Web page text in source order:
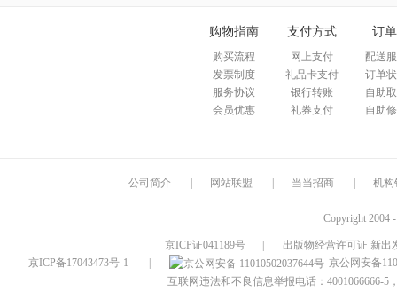
购物指南
购买流程
发票制度
服务协议
会员优惠
支付方式
网上支付
礼品卡支付
银行转账
礼券支付
订
配送
订单
自助
自助
公司简介 网站联盟 当当招商 机构
Copyright 2004
京ICP证041189号
出版物经营许可证 新出
京ICP备17043473号-1
京公网安备
互联网违法和不良信息举报电话：4001066666-5